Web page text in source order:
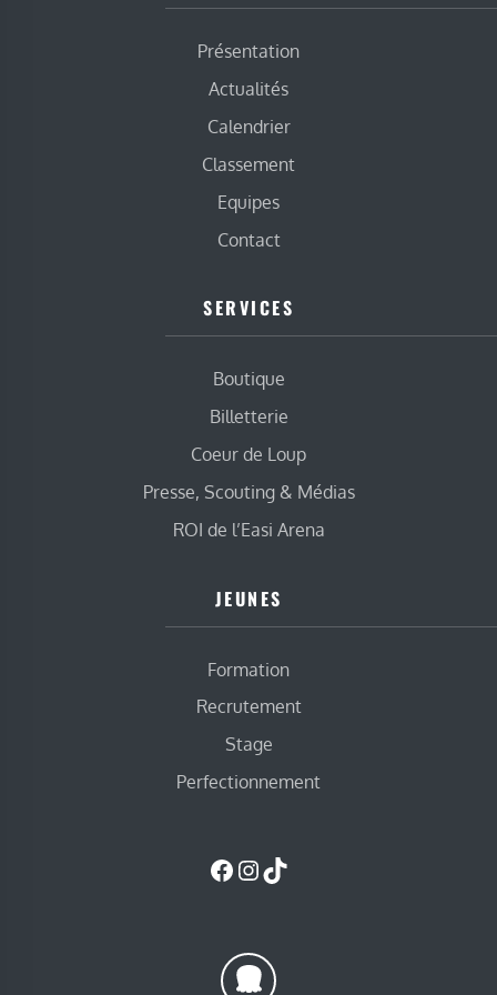
Présentation
Actualités
Calendrier
Classement
Equipes
Contact
SERVICES
Boutique
Billetterie
Coeur de Loup
Presse, Scouting & Médias
ROI de l’Easi Arena
JEUNES
Formation
Recrutement
Stage
Perfectionnement
Facebook
Instagram
TikTok